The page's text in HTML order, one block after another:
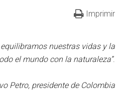
Imprimir
nuestras vidas y la
el mundo con la naturaleza”.
Petro, presidente de Colombia